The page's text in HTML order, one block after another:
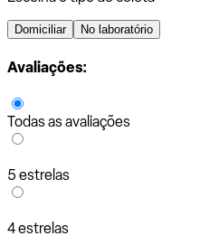
Domiciliar No laboratório
Avaliações:
Todas as avaliações
5 estrelas
4 estrelas